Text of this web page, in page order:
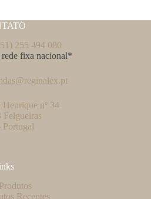
255 494 080
fixa nacional*
Henrique nº 34
Felgueiras
Portugal
Produtos
Recentes